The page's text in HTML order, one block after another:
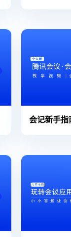
会记新手指